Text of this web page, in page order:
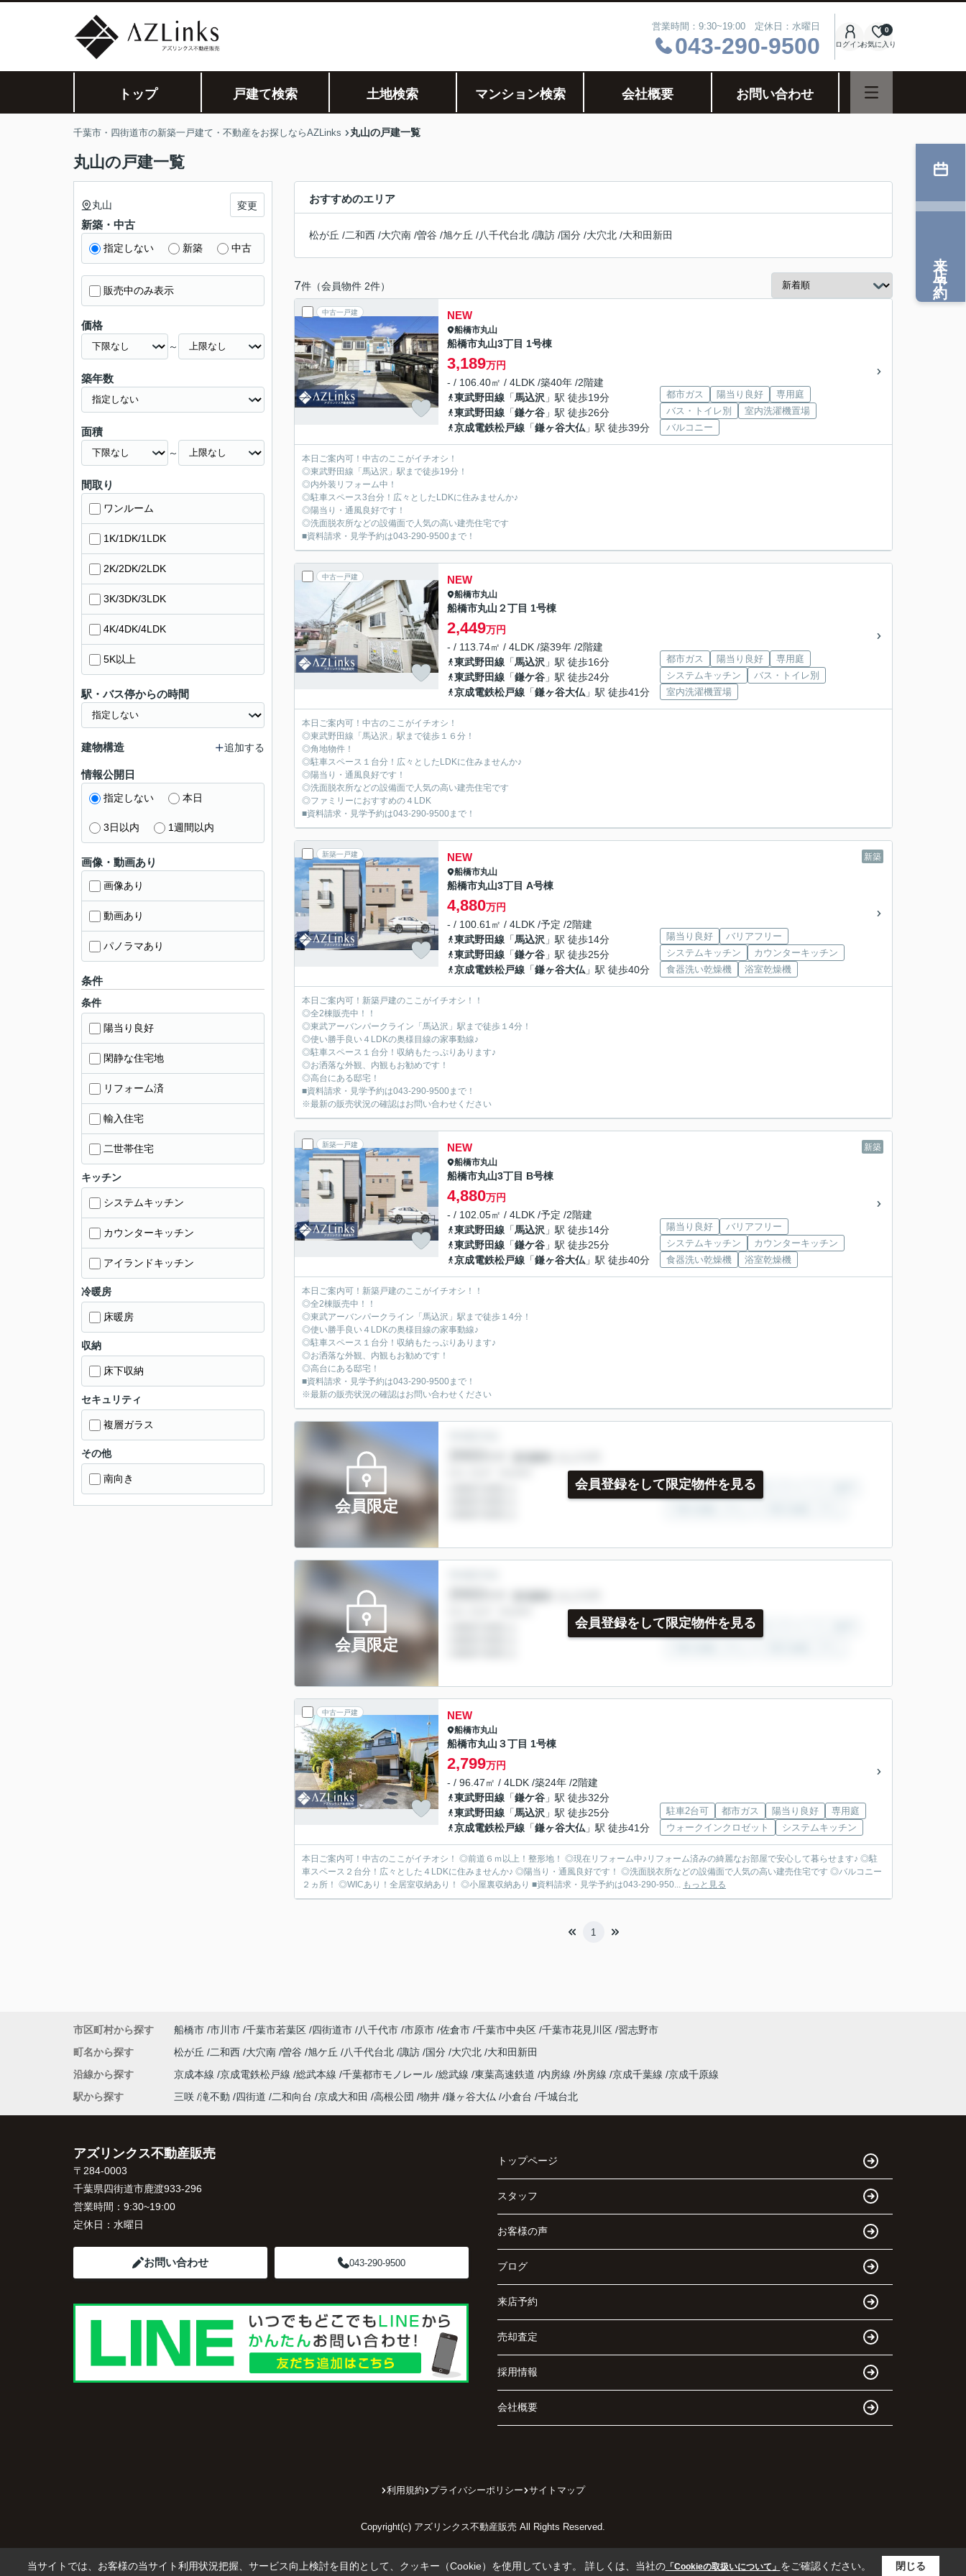
営業時間：9:30~19:00 定休日：水曜日
043-290-9500 ログインお気に入り
0
トップ 戸建て検索 土地検索 マンション検索 会社概要 お問い合わせ
千葉市・四街道市の新築一戸建て・不動産をお探しならAZLinks 丸山の戸建一覧
丸山の戸建一覧
おすすめのエリア
松が丘 /二和西 /大穴南 /曽谷 /旭ケ丘 /八千代台北 /諏訪 /国分 /大穴北 /大和田新田
7件（会員物件 2件）
中古一戸建 NEW
船橋市丸山
船橋市丸山3丁目 1号棟
3,189万円
- / 106.40㎡ / 4LDK /築40年 /2階建
東武野田線 「馬込沢 」駅 徒歩19分
東武野田線 「鎌ケ谷 」駅 徒歩26分
京成電鉄松戸線 「鎌ヶ谷大仏 」駅 徒歩39分
都市ガス 陽当り良好
専用庭
バス・トイレ別
室内洗濯機置場
バルコニー
本日ご案内可！中古のここがイチオシ！
◎東武野田線「馬込沢」駅まで徒歩19分！
◎内外装リフォーム中！
◎駐車スペース3台分！広々としたLDKに住みませんか♪
◎陽当り・通風良好です！
◎洗面脱衣所などの設備面で人気の高い建売住宅です
■資料請求・見学予約は043-290-9500まで！
中古一戸建 NEW
船橋市丸山
船橋市丸山２丁目 1号棟
2,449万円
- / 113.74㎡ / 4LDK /築39年 /2階建
東武野田線 「馬込沢 」駅 徒歩16分
東武野田線 「鎌ケ谷 」駅 徒歩24分
京成電鉄松戸線 「鎌ヶ谷大仏 」駅 徒歩41分
都市ガス 陽当り良好
専用庭
システムキッチン
バス・トイレ別
室内洗濯機置場
本日ご案内可！中古のここがイチオシ！
◎東武野田線「馬込沢」駅まで徒歩１６分！
◎角地物件！
◎駐車スペース１台分！広々としたLDKに住みませんか♪
◎陽当り・通風良好です！
◎洗面脱衣所などの設備面で人気の高い建売住宅です
◎ファミリーにおすすめの４LDK
■資料請求・見学予約は043-290-9500まで！
新築一戸建 新築
NEW
船橋市丸山
船橋市丸山3丁目 A号棟
4,880万円
- / 100.61㎡ / 4LDK /予定 /2階建
東武野田線 「馬込沢 」駅 徒歩14分
東武野田線 「鎌ケ谷 」駅 徒歩25分
京成電鉄松戸線 「鎌ヶ谷大仏 」駅 徒歩40分
陽当り良好
バリアフリー
システムキッチン
カウンターキッチン
食器洗い乾燥機
浴室乾燥機
本日ご案内可！新築戸建のここがイチオシ！！
◎全2棟販売中！！
◎東武アーバンパークライン「馬込沢」駅まで徒歩１4分！
◎使い勝手良い４LDKの奥様目線の家事動線♪
◎駐車スペース１台分！収納もたっぷりあります♪
◎お洒落な外観、内観もお勧めです！
◎高台にある邸宅！
■資料請求・見学予約は043-290-9500まで！
※最新の販売状況の確認はお問い合わせください
新築一戸建 新築
NEW
船橋市丸山
船橋市丸山3丁目 B号棟
4,880万円
- / 102.05㎡ / 4LDK /予定 /2階建
東武野田線 「馬込沢 」駅 徒歩14分
東武野田線 「鎌ケ谷 」駅 徒歩25分
京成電鉄松戸線 「鎌ヶ谷大仏 」駅 徒歩40分
陽当り良好
バリアフリー
システムキッチン
カウンターキッチン
食器洗い乾燥機
浴室乾燥機
本日ご案内可！新築戸建のここがイチオシ！！
◎全2棟販売中！！
◎東武アーバンパークライン「馬込沢」駅まで徒歩１4分！
◎使い勝手良い４LDKの奥様目線の家事動線♪
◎駐車スペース１台分！収納もたっぷりあります♪
◎お洒落な外観、内観もお勧めです！
◎高台にある邸宅！
■資料請求・見学予約は043-290-9500まで！
※最新の販売状況の確認はお問い合わせください
会員限定
会員登録をして限定物件を見る
会員限定
会員登録をして限定物件を見る
中古一戸建 NEW
船橋市丸山
船橋市丸山３丁目 1号棟
2,799万円
- / 96.47㎡ / 4LDK /築24年 /2階建
東武野田線 「鎌ケ谷 」駅 徒歩32分
東武野田線 「馬込沢 」駅 徒歩25分
京成電鉄松戸線 「鎌ヶ谷大仏 」駅 徒歩41分
駐車2台可 都市ガス 陽当り良好
専用庭
ウォークインクロゼット
システムキッチン
本日ご案内可！中古のここがイチオシ！ ◎前道６ｍ以上！整形地！ ◎現在リフォーム中♪リフォーム済みの綺麗なお部屋で安心して暮らせます♪ ◎駐
車スペース２台分！広々とした４LDKに住みませんか♪ ◎陽当り・通風良好です！ ◎洗面脱衣所などの設備面で人気の高い建売住宅です ◎バルコニー
２ヵ所！ ◎WICあり！全居室収納あり！ ◎小屋裏収納あり ■資料請求・見学予約は043-290-950... もっと見る
1
丸山 変更
新築・中古
指定しない 新築 中古
販売中のみ表示
価格
～
築年数
面積
～
間取り
ワンルーム
1K/1DK/1LDK
2K/2DK/2LDK
3K/3DK/3LDK
4K/4DK/4LDK
5K以上
駅・バス停からの時間
建物構造 追加する
情報公開日
指定しない 本日
3日以内 1週間以内
画像・動画あり
画像あり
動画あり
パノラマあり
条件
条件
陽当り良好
閑静な住宅地
リフォーム済
輸入住宅
二世帯住宅
キッチン
システムキッチン
カウンターキッチン
アイランドキッチン
冷暖房
床暖房
収納
床下収納
セキュリティ
複層ガラス
その他
南向き
来店予約
市区町村から探す 船橋市 市川市 千葉市若葉区 四街道市 八千代市 市原市 佐倉市 千葉市中央区 千葉市花見川区 習志野市
町名から探す
松が丘 二和西 大穴南 曽谷 旭ケ丘 八千代台北 諏訪 国分 大穴北 大和田新田
沿線から探す
京成本線 京成電鉄松戸線 総武本線 千葉都市モノレール 総武線 東葉高速鉄道 内房線 外房線 京成千葉線 京成千原線
駅から探す
三咲 滝不動 四街道 二和向台 京成大和田 高根公団 物井 鎌ヶ谷大仏 小倉台 千城台北
アズリンクス不動産販売
〒284-0003
千葉県四街道市鹿渡933-296
営業時間： 9:30~19:00
定休日： 水曜日
お問い合わせ 043-290-9500
トップページ
スタッフ
お客様の声
ブログ
来店予約
売却査定
採用情報
会社概要
利用規約 プライバシーポリシー サイトマップ
Copyright(c) アズリンクス不動産販売 All Rights Reserved.
当サイトでは、お客様の当サイト利用状況把握、サービス向上検討を目的として、クッキー（Cookie）を使用しています。 詳しくは、当社の「Cookieの取扱いについて」 をご確認ください。 閉じる